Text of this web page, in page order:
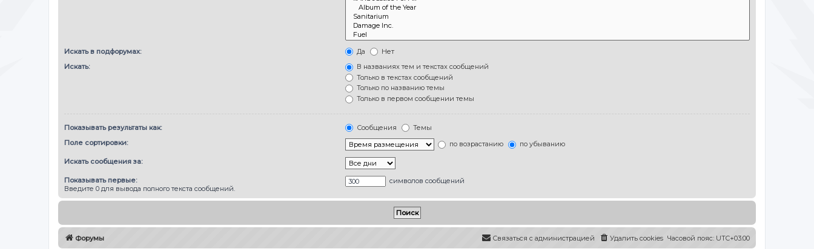
Искать в подфорумах: Да
Нет
Искать:
В названиях тем и текстах сообщений
Только в текстах сообщений
Только по названию темы
Только в первом сообщении темы
Показывать результаты как: Сообщения
Темы
Поле сортировки:
по возрастанию по убыванию
Искать сообщения за:
Показывать первые:
Введите 0 для вывода полного текста сообщений.
символов сообщений
Форумы Часовой пояс: UTC+03:00
Удалить cookies
Связаться с администрацией